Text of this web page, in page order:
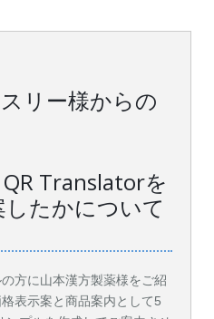
リー様からの
Translatorを
たかについて
方に山本漢方製薬様をご紹
表示案と商品案内として5